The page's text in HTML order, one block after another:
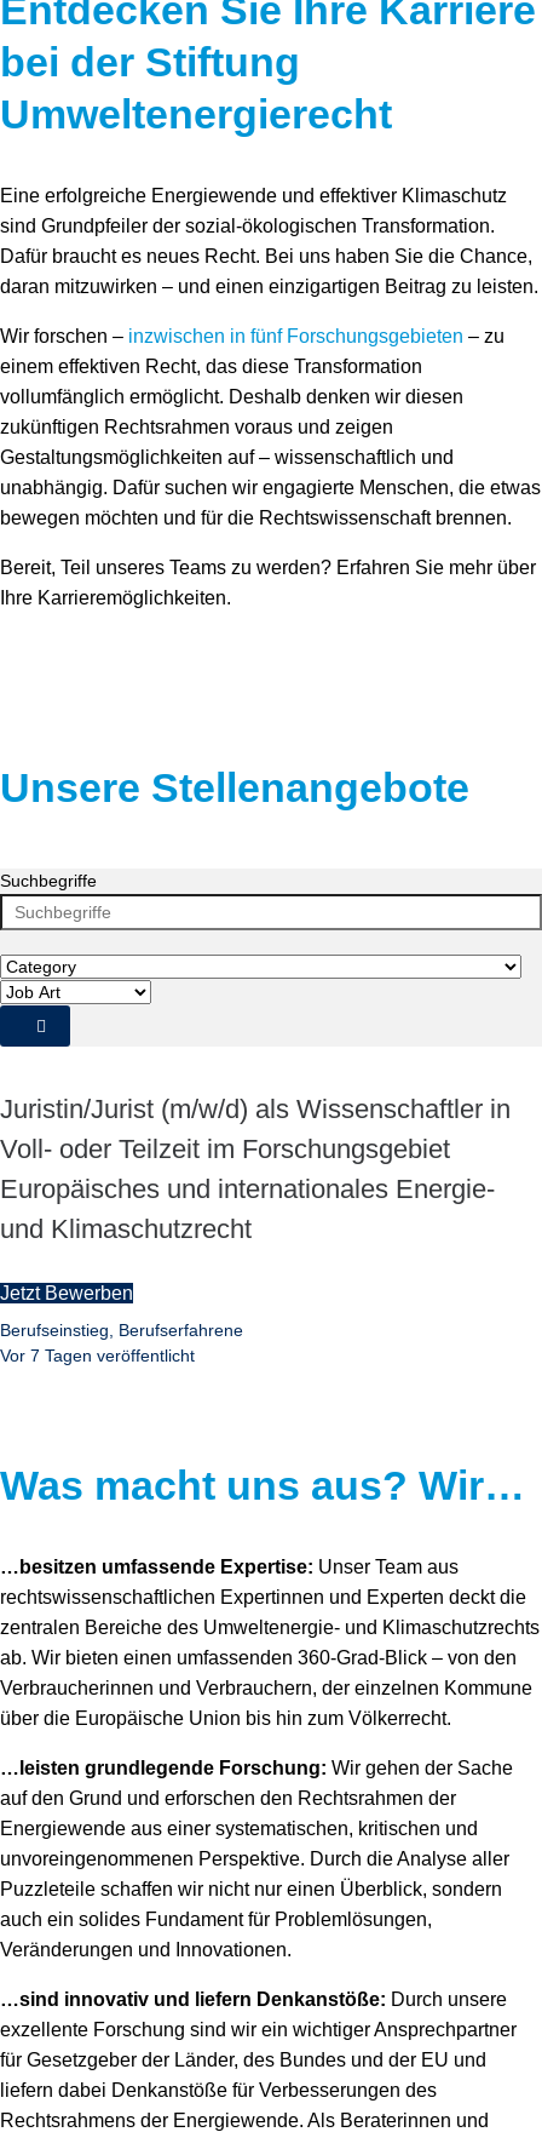
Entdecken Sie Ihre Karriere
bei der Stiftung
Umweltenergierecht
Eine erfolgreiche Energiewende und effektiver Klimaschutz
sind Grundpfeiler der sozial-ökologischen Transformation.
Dafür braucht es neues Recht. Bei uns haben Sie die Chance,
daran mitzuwirken – und einen einzigartigen Beitrag zu leisten.
Wir forschen – inzwischen in fünf Forschungsgebieten – zu
einem effektiven Recht, das diese Transformation
vollumfänglich ermöglicht. Deshalb denken wir diesen
zukünftigen Rechtsrahmen voraus und zeigen
Gestaltungsmöglichkeiten auf – wissenschaftlich und
unabhängig. Dafür suchen wir engagierte Menschen, die etwas
bewegen möchten und für die Rechtswissenschaft brennen.
Bereit, Teil unseres Teams zu werden? Erfahren Sie mehr über
Ihre Karrieremöglichkeiten.
Unsere Stellenangebote
Suchbegriffe
Juristin/Jurist (m/w/d) als Wissenschaftler in
Voll- oder Teilzeit im Forschungsgebiet
Europäisches und internationales Energie-
und Klimaschutzrecht
Jetzt Bewerben
Berufseinstieg, Berufserfahrene
Vor 7 Tagen veröffentlicht
Was macht uns aus? Wir…
…besitzen umfassende Expertise: Unser Team aus
rechtswissenschaftlichen Expertinnen und Experten deckt die
zentralen Bereiche des Umweltenergie- und Klimaschutzrechts
ab. Wir bieten einen umfassenden 360-Grad-Blick – von den
Verbraucherinnen und Verbrauchern, der einzelnen Kommune
über die Europäische Union bis hin zum Völkerrecht.
…leisten grundlegende Forschung: Wir gehen der Sache
auf den Grund und erforschen den Rechtsrahmen der
Energiewende aus einer systematischen, kritischen und
unvoreingenommenen Perspektive. Durch die Analyse aller
Puzzleteile schaffen wir nicht nur einen Überblick, sondern
auch ein solides Fundament für Problemlösungen,
Veränderungen und Innovationen.
…sind innovativ und liefern Denkanstöße: Durch unsere
exzellente Forschung sind wir ein wichtiger Ansprechpartner
für Gesetzgeber der Länder, des Bundes und der EU und
liefern dabei Denkanstöße für Verbesserungen des
Rechtsrahmens der Energiewende. Als Beraterinnen und